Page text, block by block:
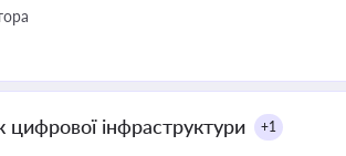
цифрової інфраструктури +1